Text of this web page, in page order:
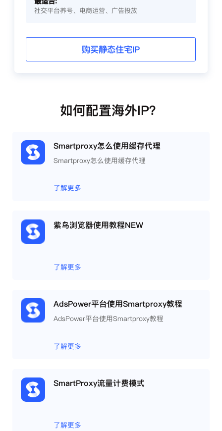
社交平台养号、电商运营、广告投放
购买静态住宅IP
如何配置海外IP？
Smartproxy怎么使用缓存代理
Smartproxy怎么使用缓存代理
了解更多
紫鸟浏览器使用教程NEW
了解更多
AdsPower平台使用Smartproxy教程
AdsPower平台使用Smartproxy教程
了解更多
SmartProxy流量计费模式
了解更多